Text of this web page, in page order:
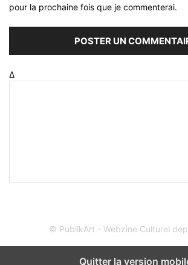
pour la prochaine fois que je commenterai.
Δ
© PublikArt - Webzine Culturel
Quitter la version